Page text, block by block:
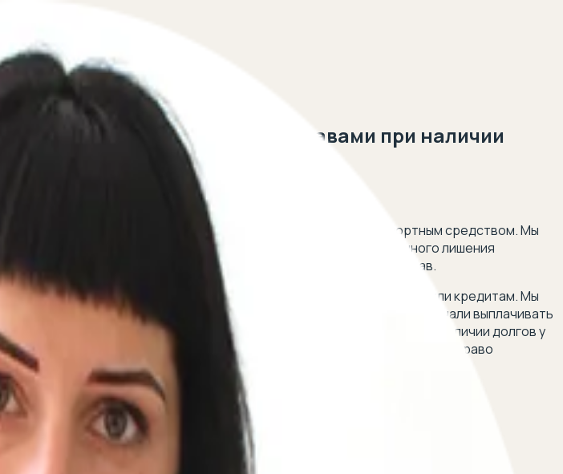
прав судебными приставами при наличии
приставами и ФССП в течение 5 минут!
с ограничениями в правах на управление транспортным средством. Мы
приставов, и защищаем ваши интересы в случае временного лишения
и предложат оптимальные решения для защиты ваших прав.
в водительских правах из-за задолженности по алиментам или кредитам. Мы
автомобилем, и как снять такое ограничение. Если вы начали выплачивать
консультации по вопросам получения водительских прав при наличии долгов у
Если у вас возникли вопросы о том, как снять ограничение на право
вам квалифицированную помощь и поддержку.